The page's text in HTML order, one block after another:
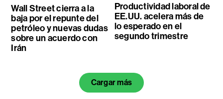
Wall Street cierra a la
baja por el repunte del
petróleo y nuevas dudas
sobre un acuerdo con
Irán
Productividad laboral de
EE.UU. acelera más de
lo esperado en el
segundo trimestre
Cargar más